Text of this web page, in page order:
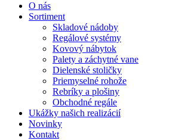
O nás
Sortiment
Skladové nádoby
Regálové systémy
Kovový nábytok
Palety a záchytné vane
Dielenské stoličky
Priemyselné rohože
Rebríky a plošiny
Obchodné regále
Ukážky našich realizácií
Novinky
Kontakt